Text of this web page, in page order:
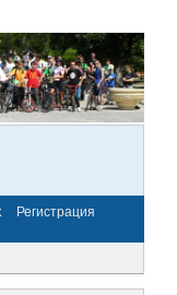
Регистрация